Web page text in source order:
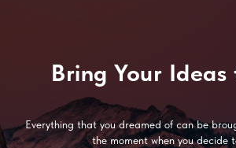
Bring Your Ideas
Everything that you dreamed of can be
the moment when you decide